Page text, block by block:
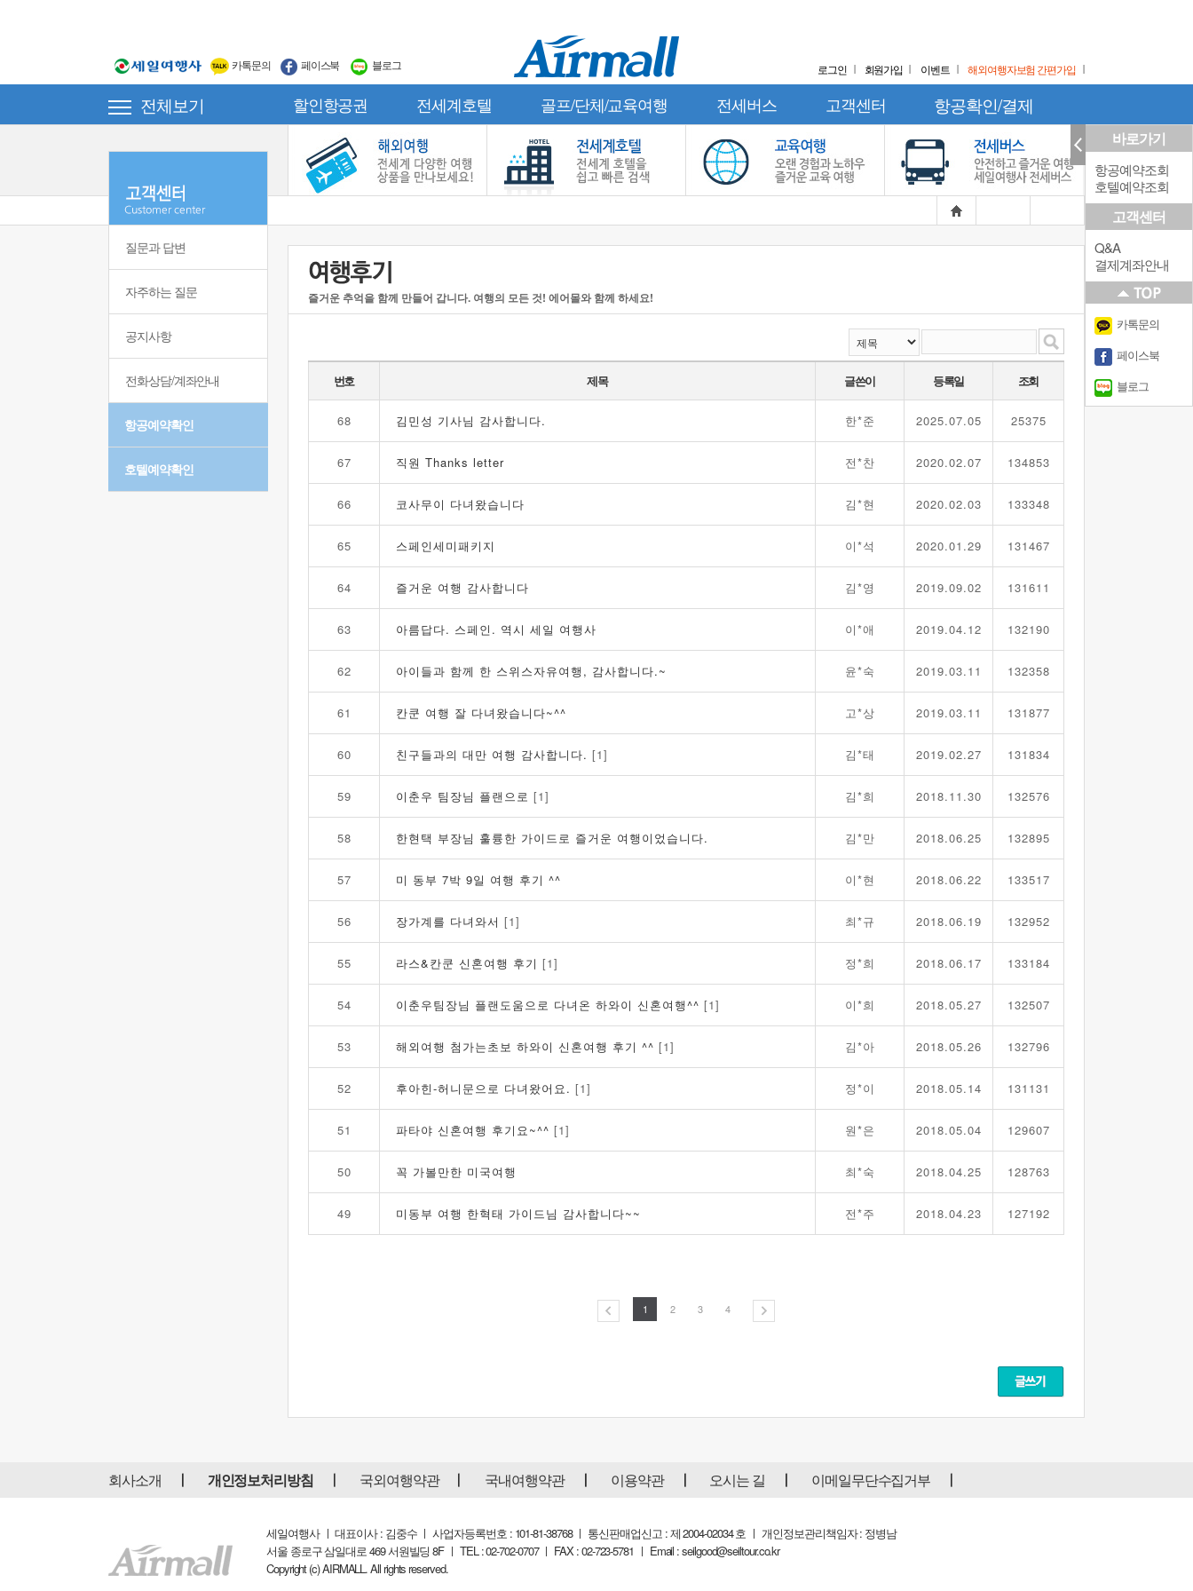
로그인 회원가입 이벤트 해외여행자보험 간편가입
카톡문의 페이스북 블로그
전체보기 할인항공권 전세계호텔 골프/단체/교육여행 전세버스 고객센터 항공확인/결제
질문과 답변
자주하는 질문
공지사항
전화상담/계좌안내
항공예약확인
호텔예약확인
즐거운 추억을 함께 만들어 갑니다. 여행의 모든 것! 에어몰와 함께 하세요!
번호 제목 글쓴이 등록일 조회
68 김민성 기사님 감사합니다. 한*준 2025.07.05 25375
67 직원 Thanks letter 전*찬 2020.02.07 134853
66 코사무이 다녀왔습니다 김*현 2020.02.03 133348
65 스페인세미패키지 이*석 2020.01.29 131467
64 즐거운 여행 감사합니다 김*영 2019.09.02 131611
63 아름답다. 스페인. 역시 세일 여행사 이*애 2019.04.12 132190
62 아이들과 함께 한 스위스자유여행, 감사합니다.~ 윤*숙 2019.03.11 132358
61 칸쿤 여행 잘 다녀왔습니다~^^ 고*상 2019.03.11 131877
60 친구들과의 대만 여행 감사합니다. [1] 김*태 2019.02.27 131834
59 이춘우 팀장님 플랜으로 [1] 김*희 2018.11.30 132576
58 한현택 부장님 훌륭한 가이드로 즐거운 여행이었습니다. 김*만 2018.06.25 132895
57 미 동부 7박 9일 여행 후기 ^^ 이*현 2018.06.22 133517
56 장가계를 다녀와서 [1] 최*규 2018.06.19 132952
55 라스&칸쿤 신혼여행 후기 [1] 정*희 2018.06.17 133184
54 이춘우팀장님 플랜도움으로 다녀온 하와이 신혼여행^^ [1] 이*희 2018.05.27 132507
53 해외여행 첨가는초보 하와이 신혼여행 후기 ^^ [1] 김*아 2018.05.26 132796
52 후아힌-허니문으로 다녀왔어요. [1] 정*이 2018.05.14 131131
51 파타야 신혼여행 후기요~^^ [1] 원*은 2018.05.04 129607
50 꼭 가볼만한 미국여행 최*숙 2018.04.25 128763
49 미동부 여행 한혁태 가이드님 감사합니다~~ 전*주 2018.04.23 127192
1 2 3 4
회사소개 개인정보처리방침 국외여행약관 국내여행약관 이용약관 오시는 길 이메일무단수집거부
세일여행사 ㅣ 대표이사 : 김중수 ㅣ 사업자등록번호 : 101-81-38768 ㅣ 통신판매업신고 : 제 2004-02034 호 ㅣ 개인정보관리책임자 : 정병남
서울 종로구 삼일대로 469 서원빌딩 8F ㅣ TEL : 02-702-0707 ㅣ FAX : 02-723-5781 ㅣ Email :seilgood@seiltour.co.kr
Copyright (c) AIRMALL. All rights reserved.
바로가기
항공예약조회
호텔예약조회
고객센터
Q&A
결제계좌안내
카톡문의
페이스북
블로그